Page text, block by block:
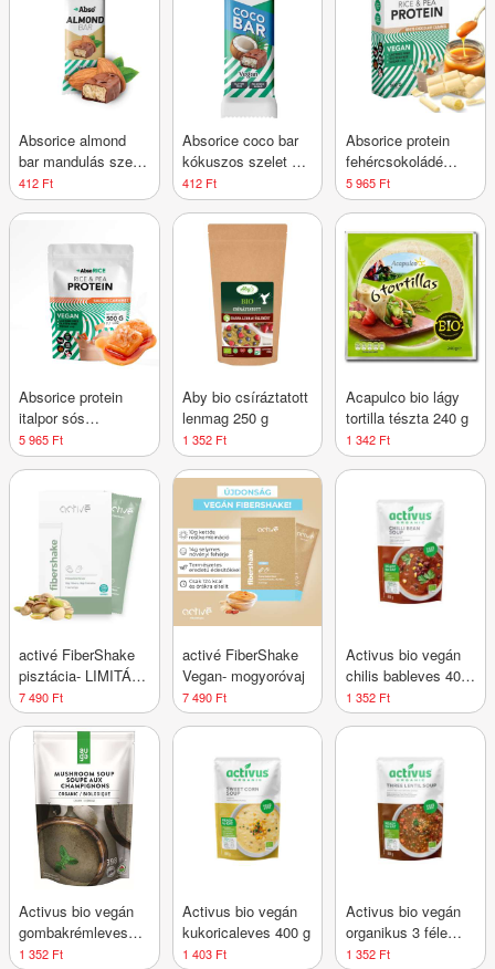
Absorice almond
bar mandulás szelet
35 g
412 Ft
Absorice coco bar
kókuszos szelet 35
g
412 Ft
Absorice protein
fehércsokoládé
karamell 500 g
5 965 Ft
Absorice protein
italpor sós
karamellás 500 g
5 965 Ft
Aby bio csíráztatott
lenmag 250 g
1 352 Ft
Acapulco bio lágy
tortilla tészta 240 g
1 342 Ft
activé FiberShake
pisztácia- LIMITÁLT
KIADÁS
7 490 Ft
activé FiberShake
Vegan- mogyoróvaj
7 490 Ft
Activus bio vegán
chilis bableves 400
g1 352 Ft
Activus bio vegán
gombakrémleves
400 g
1 352 Ft
Activus bio vegán
kukoricaleves 400 g
1 403 Ft
Activus bio vegán
organikus 3 féle
lencseleves 400 g
1 352 Ft